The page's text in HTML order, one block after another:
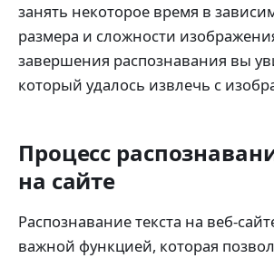
занять некоторое время в
размера и сложности
завершения распознавания вы
который удалось извлечь с
Процесс
на сайте
Распознавание текста на веб-
важной функцией, которая